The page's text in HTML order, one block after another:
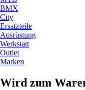
BMX
City
Ersatzteile
Ausrüstung
Werkstatt
Outlet
Marken
Wird zum